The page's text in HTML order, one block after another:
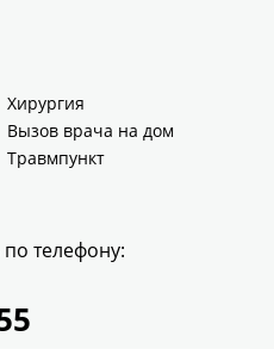
Хирургия
Вызов врача на дом
Травмпункт
по телефону: